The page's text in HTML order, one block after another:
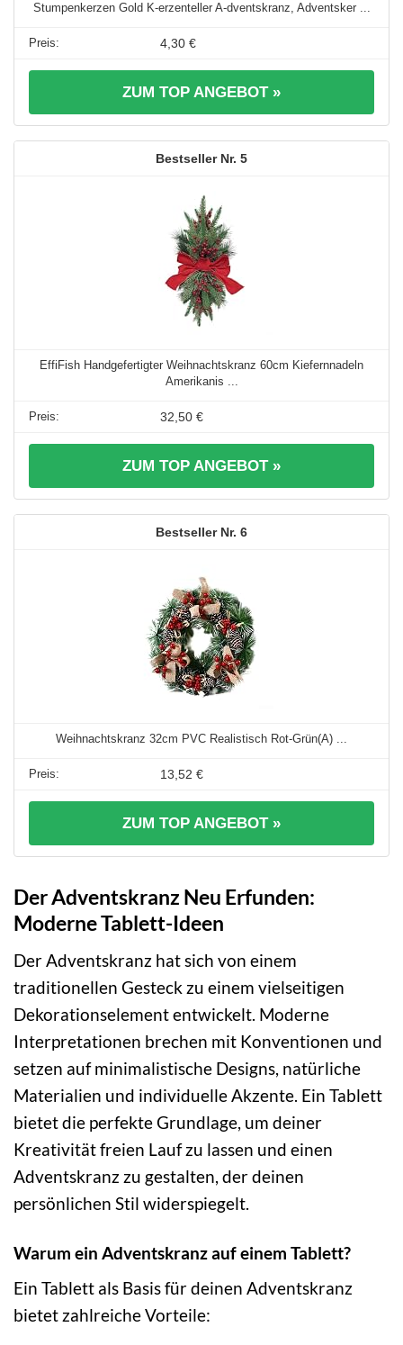
Stumpenkerzen Gold K-erzenteller A-dventskranz, Adventsker ...
4,30 €
ZUM TOP ANGEBOT »
5
EffiFish Handgefertigter Weihnachtskranz 60cm Kiefernnadeln
Amerikanis ...
32,50 €
ZUM TOP ANGEBOT »
6
Weihnachtskranz 32cm PVC Realistisch Rot-Grün(A) ...
13,52 €
ZUM TOP ANGEBOT »
Der Adventskranz Neu Erfunden:
Moderne Tablett-Ideen
Der Adventskranz hat sich von einem
traditionellen Gesteck zu einem vielseitigen
Dekorationselement entwickelt. Moderne
Interpretationen brechen mit Konventionen und
setzen auf minimalistische Designs, natürliche
Materialien und individuelle Akzente. Ein Tablett
bietet die perfekte Grundlage, um deiner
Kreativität freien Lauf zu lassen und einen
Adventskranz zu gestalten, der deinen
persönlichen Stil widerspiegelt.
Warum ein Adventskranz auf einem Tablett?
Ein Tablett als Basis für deinen Adventskranz
bietet zahlreiche Vorteile: